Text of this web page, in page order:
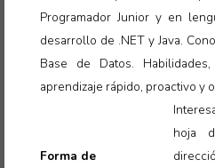
Programador Junior y en
desarrollo de .NET y Java.
Base de Datos.
aprendizaje rápido, proactivo y
Forma de
hoja